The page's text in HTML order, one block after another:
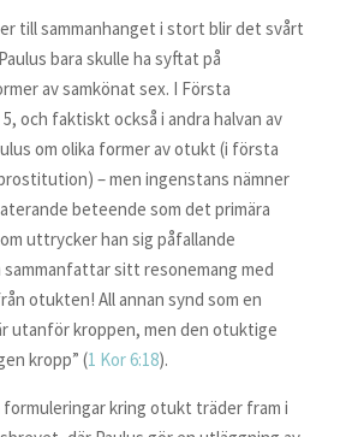
till sammanhanget i stort blir det svårt
bara skulle ha syftat på
av samkönat sex. I Första
och faktiskt också i andra halvan av
om olika former av otukt (i första
– men ingenstans nämner
beteende som det primära
uttrycker han sig påfallande
sitt resonemang med
otukten! All annan synd som en
utanför kroppen, men den otuktige
kropp” (1 Kor 6:18).
formuleringar kring otukt träder fram i